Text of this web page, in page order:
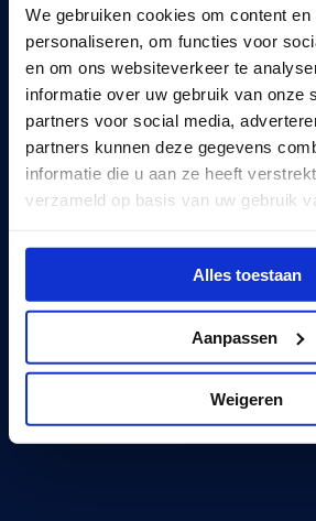
We gebruiken cookies om content
personaliseren, om functies voor
en om ons websiteverkeer te
informatie over uw gebruik van onze
partners voor social media,
partners kunnen deze gegevens
informatie die u aan ze heeft
verzameld op basis van uw gebruik
Alles toestaan
Aanpassen
Weigeren
Vul hieronder je postcode in en doe
stappen weet je of het
waarschijnlijk de club kan
Vul je postcode in